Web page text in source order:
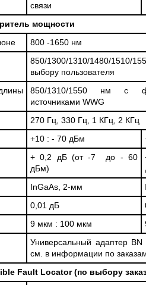
связи
мощности
800 -1650 нм
850/1300/1310/1480/
выбору пользователя
850/1310/1550 нм с
источниками WWG
270 Гц, 330 Гц, 1 КГц, 2 КГц
+10 : - 70 дБм
+ 0,2 дБ (от -7 до - 60
дБм)
InGaAs, 2-мм
0,01 дБ
9 мкм : 100 мкм
Универсальный адаптер BN
см. в информации по
Fault Locator (по выбору